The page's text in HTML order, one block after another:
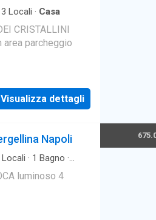
3 Locali · Casa
CRISTALLINI
parcheggio
Visualizza dettagli
Napoli
Locali · 1 Bagno ·
luminoso 4